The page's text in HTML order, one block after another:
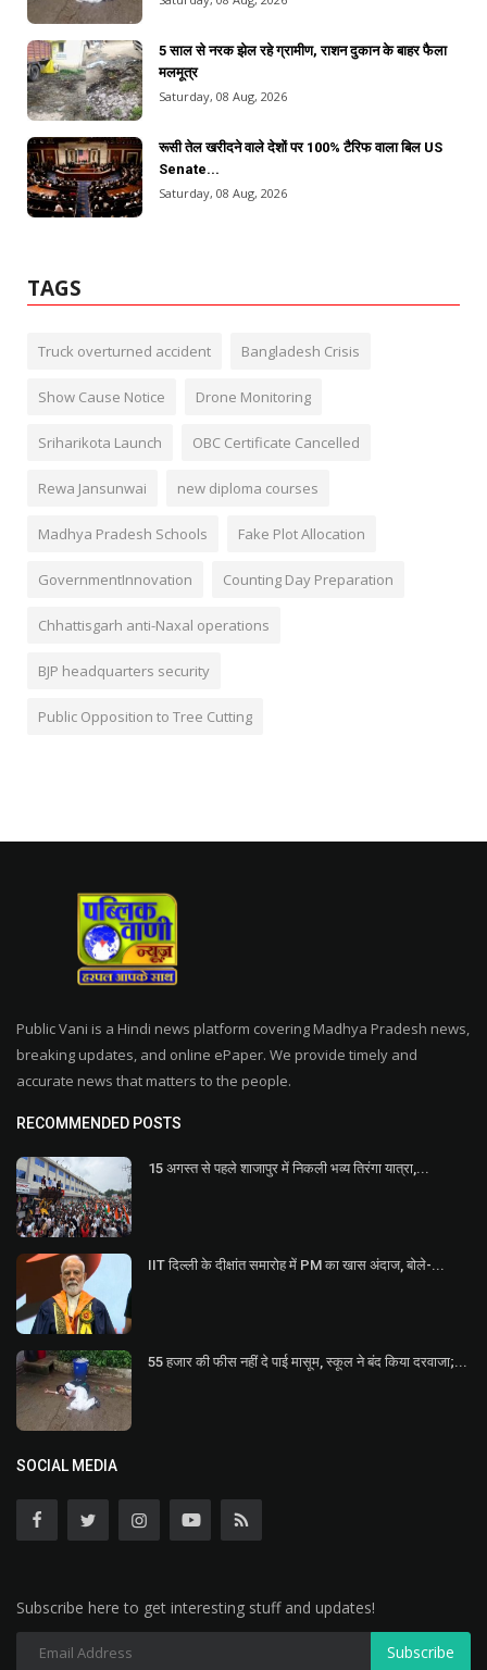
5 साल से नरक झेल रहे ग्रामीण, राशन दुकान के बाहर फैला
मलमूत्र
Saturday, 08 Aug, 2026
रूसी तेल खरीदने वाले देशों पर 100% टैरिफ वाला बिल US
Senate...
Saturday, 08 Aug, 2026
TAGS
Truck overturned accident Bangladesh Crisis
Show Cause Notice Drone Monitoring
Sriharikota Launch OBC Certificate Cancelled
Rewa Jansunwai new diploma courses
Madhya Pradesh Schools Fake Plot Allocation
GovernmentInnovation Counting Day Preparation
Chhattisgarh anti-Naxal operations
BJP headquarters security
Public Opposition to Tree Cutting
Public Vani is a Hindi news platform covering Madhya Pradesh news,
breaking updates, and online ePaper. We provide timely and
accurate news that matters to the people.
RECOMMENDED POSTS
15 अगस्त से पहले शाजापुर में निकली भव्य तिरंगा यात्रा,...
IIT दिल्ली के दीक्षांत समारोह में PM का खास अंदाज, बोले-...
55 हजार की फीस नहीं दे पाई मासूम, स्कूल ने बंद किया दरवाजा;...
SOCIAL MEDIA
Subscribe here to get interesting stuff and updates!
Subscribe